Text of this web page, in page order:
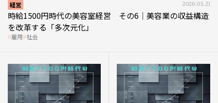
経営 2026.05.21
時給1500円時代の美容室経営 その6｜美容業の収益構造
を改革する「多次元化」
雇用 社会